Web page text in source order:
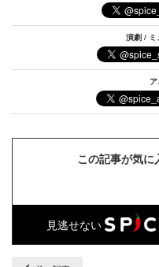
演劇 / ミ
この記事が気に
見逃せない